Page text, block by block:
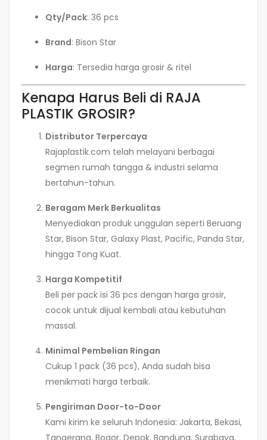
Qty/Pack: 36 pcs
Brand: Bison Star
Harga: Tersedia harga grosir & ritel
Kenapa Harus Beli di RAJA
PLASTIK GROSIR?
Distributor Terpercaya
Rajaplastik.com telah melayani berbagai
segmen rumah tangga & industri selama
bertahun-tahun.
Beragam Merk Berkualitas
Menyediakan produk unggulan seperti Beruang
Star, Bison Star, Galaxy Plast, Pacific, Panda Star,
hingga Tong Kuat.
Harga Kompetitif
Beli per pack isi 36 pcs dengan harga grosir,
cocok untuk dijual kembali atau kebutuhan
massal.
Minimal Pembelian Ringan
Cukup 1 pack (36 pcs), Anda sudah bisa
menikmati harga terbaik.
Pengiriman Door-to-Door
Kami kirim ke seluruh Indonesia: Jakarta, Bekasi,